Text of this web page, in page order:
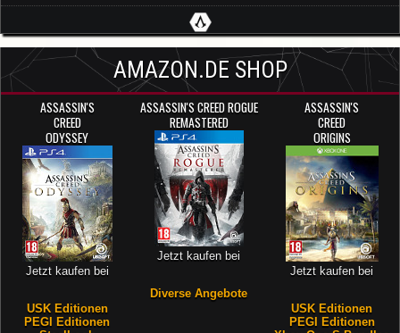
AMAZON.DE SHOP
ASSASSIN'S
CREED
ODYSSEY
Jetzt kaufen bei
USK Editionen
PEGI Editionen
ASSASSIN'S CREED ROGUE
REMASTERED
Jetzt kaufen bei
Diverse Angebote
ASSASSIN'S
CREED
ORIGINS
Jetzt kaufen bei
USK Editionen
PEGI Editionen